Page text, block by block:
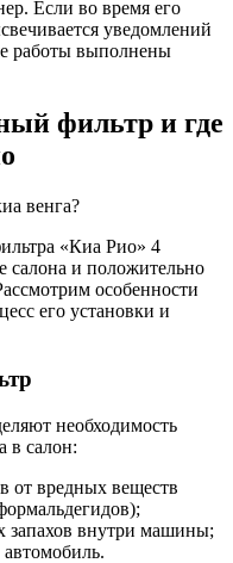
Если во время его
уведомлений
работы выполнены
фильтр и где
«Киа Рио» 4
салона и положительно
особенности
его установки и
необходимость
в салон:
от вредных веществ
запахов внутри машины;